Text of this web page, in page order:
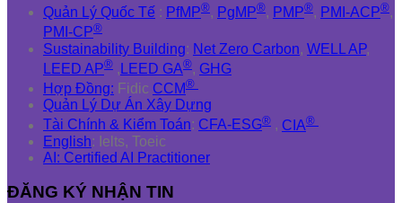
Quản Lý Quốc Tế : PfMP®, PgMP®, PMP®, PMI-ACP®,
PMI-CP®
Sustainability Building: Net Zero Carbon, WELL AP,
LEED AP® , LEED GA®, GHG
Hợp Đồng: Fidic CCM®
Quản Lý Dự Án Xây Dựng
Tài Chính & Kiểm Toán: CFA-ESG® , CIA®
English: Ielts, Toeic
AI: Certified AI Practitioner
ĐĂNG KÝ NHẬN TIN